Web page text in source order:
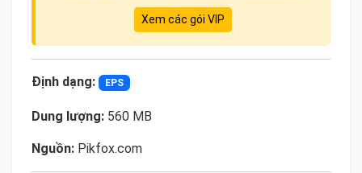
Xem các gói VIP
Định dạng: EPS
Dung lượng: 560 MB
Nguồn: Pikfox.com